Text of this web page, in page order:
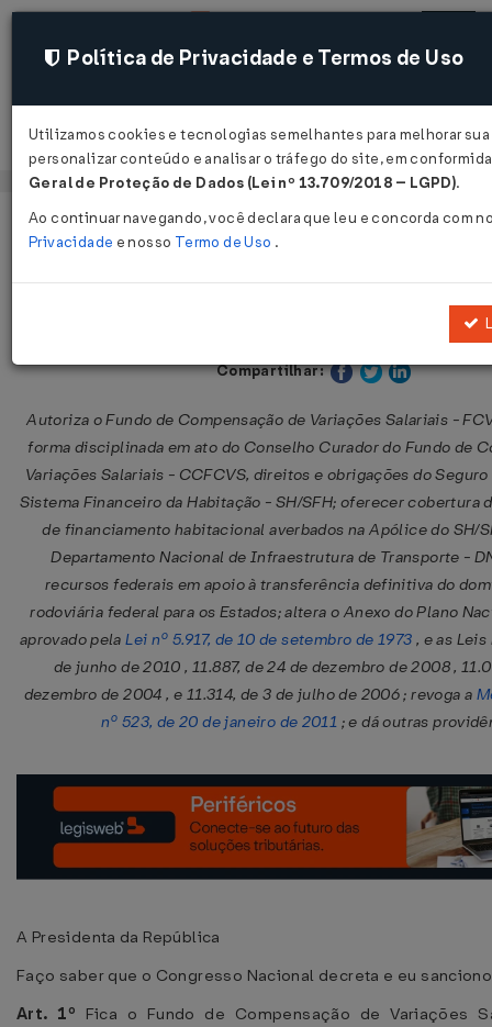
Acessar
Página Inicial Legislações Legislação Federal
Lei nº 12.409 de 25/05/2011
Compartilhar:
Autoriza o Fundo de Compensação de Variações Salariais -
forma disciplinada em ato do Conselho Curador do Fundo de
Variações Salariais - CCFCVS, direitos e obrigações do
Sistema Financeiro da Habitação - SH/SFH; oferecer cobertura
de financiamento habitacional averbados na Apólice do SH/
Departamento Nacional de Infraestrutura de Transporte -
recursos federais em apoio à transferência definitiva do
rodoviária federal para os Estados; altera o Anexo do Plano
aprovado pelaLei nº 5.917, de 10 de setembro de 1973 , e as Leis
de junho de 2010 , 11.887, de 24 de dezembro de 2008 ,
dezembro de 2004 , e 11.314, de 3 de julho de 2006 ; revoga a
nº 523, de 20 de janeiro de 2011 ; e dá outras
A Presidenta da República
Faço saber que o Congresso Nacional decreta e eu
Art. 1º Fica o Fundo de Compensação de Variações
Política de Privacidade e Termos de Uso
Utilizamos cookies e tecnologias semelhantes para melhorar
personalizar conteúdo e analisar o tráfego do site, em
Geral de Proteção de Dados (Lei nº 13.709/2018 – LGPD).
Ao continuar navegando, você declara que leu e concorda com
Privacidade e nosso Termo de Uso .